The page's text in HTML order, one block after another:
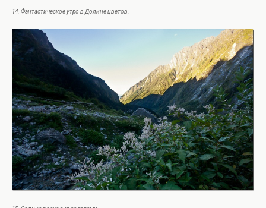
14. Фантастическое утро в Долине цветов.